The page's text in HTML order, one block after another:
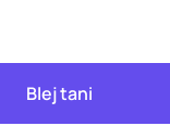
Blej tani